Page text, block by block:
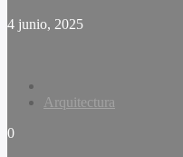
4 junio, 2025
Arquitectura
0